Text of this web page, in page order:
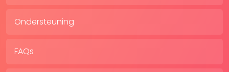
Ondersteuning
FAQs